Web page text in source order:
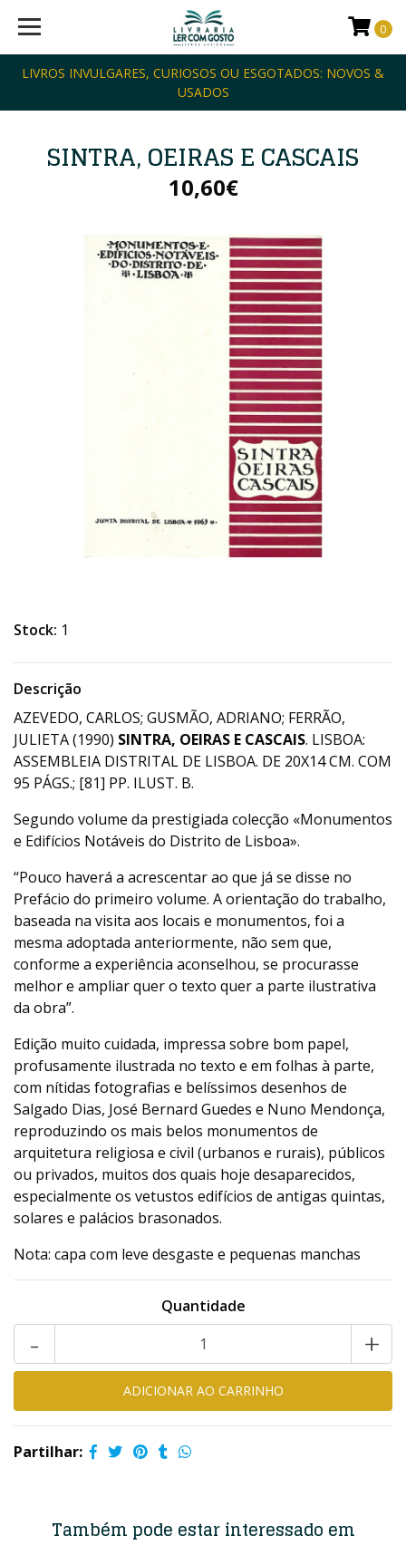
LIVROS INVULGARES, CURIOSOS OU ESGOTADOS: NOVOS &
USADOS
0
SINTRA, OEIRAS E CASCAIS
10,60€
Stock: 1
Descrição
AZEVEDO, CARLOS; GUSMÃO, ADRIANO; FERRÃO,
JULIETA (1990) SINTRA, OEIRAS E CASCAIS. LISBOA:
ASSEMBLEIA DISTRITAL DE LISBOA. DE 20X14 CM. COM
95 PÁGS.; [81] PP. ILUST. B.
Segundo volume da prestigiada colecção «Monumentos
e Edifícios Notáveis do Distrito de Lisboa».
“Pouco haverá a acrescentar ao que já se disse no
Prefácio do primeiro volume. A orientação do trabalho,
baseada na visita aos locais e monumentos, foi a
mesma adoptada anteriormente, não sem que,
conforme a experiência aconselhou, se procurasse
melhor e ampliar quer o texto quer a parte ilustrativa
da obra”.
Edição muito cuidada, impressa sobre bom papel,
profusamente ilustrada no texto e em folhas à parte,
com nítidas fotografias e belíssimos desenhos de
Salgado Dias, José Bernard Guedes e Nuno Mendonça,
reproduzindo os mais belos monumentos de
arquitetura religiosa e civil (urbanos e rurais), públicos
ou privados, muitos dos quais hoje desaparecidos,
especialmente os vetustos edifícios de antigas quintas,
solares e palácios brasonados.
Nota: capa com leve desgaste e pequenas manchas
Quantidade
+
-
Partilhar:
Também pode estar interessado em